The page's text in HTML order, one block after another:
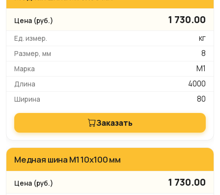
1 730.00
кг
8
М1
4000
80
Заказать
Медная шина М1 10х100 мм
1 730.00